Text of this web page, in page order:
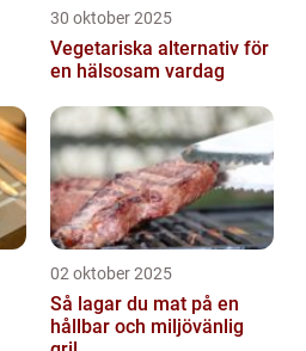
30 oktober 2025
Vegetariska alternativ för
en hälsosam vardag
02 oktober 2025
Så lagar du mat på en
hållbar och miljövänlig